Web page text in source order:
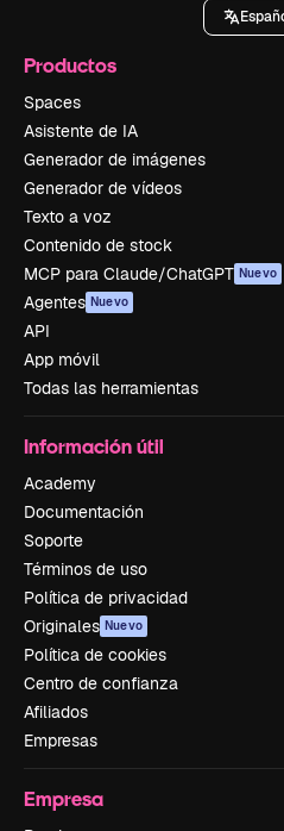
Productos
Spaces
Asistente de IA
Generador de imágenes
Generador de vídeos
Texto a voz
Contenido de stock
MCP para Claude/ChatGPT Nuevo
Agentes Nuevo
API
App móvil
Todas las herramientas
Información útil
Academy
Documentación
Soporte
Términos de uso
Política de privacidad
Originales Nuevo
Política de cookies
Centro de confianza
Afiliados
Empresas
Empresa